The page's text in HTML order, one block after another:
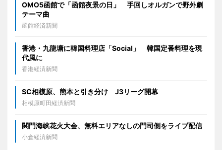
OMO5函館で「函館夜景の日」 手回しオルガンで野外劇
テーマ曲
函館経済新聞
香港・九龍塘に韓国料理店「Social」 韓国定番料理を現
代風に
香港経済新聞
SC相模原、熊本と引き分け J3リーグ開幕
相模原町田経済新聞
関門海峡花火大会、無料エリアなしの門司側をライブ配信
小倉経済新聞